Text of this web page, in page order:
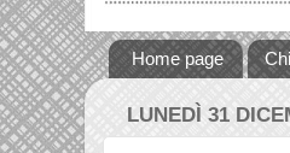
Home page
LUNEDÌ 31